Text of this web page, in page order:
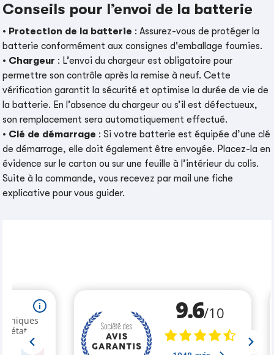
Conseils pour l’envoi de la batterie
• Protection de la batterie : Assurez-vous de protéger la
batterie conformément aux consignes d'emballage fournies.
• Chargeur : L’envoi du chargeur est obligatoire pour
permettre son contrôle après la remise à neuf. Cette
vérification garantit la sécurité et optimise la durée de vie de
la batterie. En l’absence du chargeur ou s’il est défectueux,
son remplacement sera automatiquement effectué.
• Clé de démarrage : Si votre batterie est équipée d’une clé
de démarrage, elle doit également être envoyée. Placez-la en
évidence sur le carton ou sur une feuille à l’intérieur du colis.
Suite à la commande, vous recevez par mail une fiche
explicative pour vous guider.